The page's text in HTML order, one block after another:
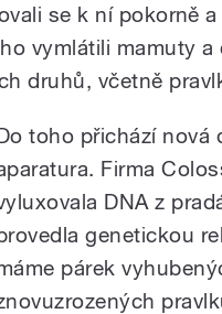
se k ní pokorně
vymlátili mamuty
druhů, včetně
toho přichází nová
Firma
DNA z
genetickou
párek